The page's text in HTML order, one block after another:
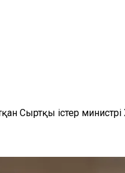
істер министрі